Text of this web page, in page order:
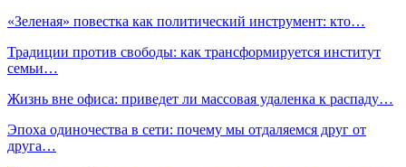
«Зеленая» повестка как политический инструмент: кто…
Традиции против свободы: как трансформируется институт
семьи…
Жизнь вне офиса: приведет ли массовая удаленка к распаду…
Эпоха одиночества в сети: почему мы отдаляемся друг от
друга…